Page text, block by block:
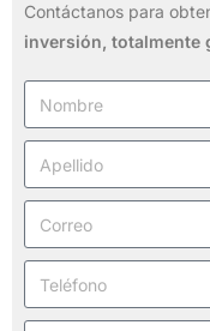
Contáctanos para
inversión, totalmente